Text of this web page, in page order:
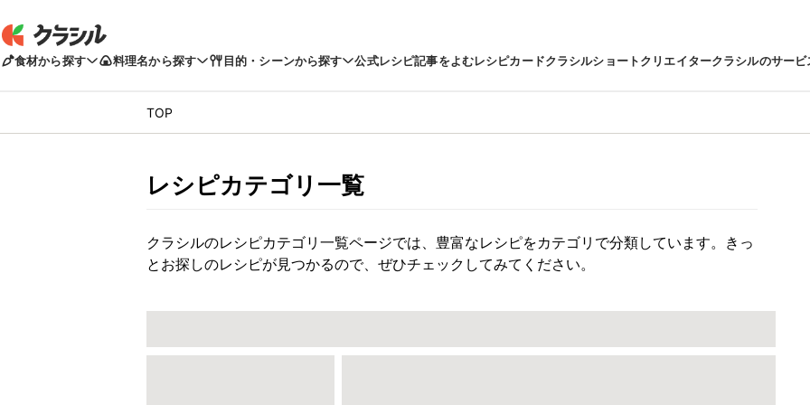
食材から探す 料理名から探す 目的・シーンから探す 公式レシピ記事をよむレシピカードクラシルショートクリエイタークラシルのサービ
TOP
レシピカテゴリ一覧
クラシルのレシピカテゴリ一覧ページでは、豊富なレシピをカテゴリで分類しています。きっ
とお探しのレシピが見つかるので、ぜひチェックしてみてください。